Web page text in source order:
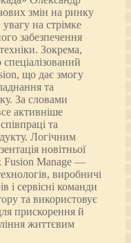
змін на ринку
на стрімке
забезпечення
Зокрема,
що дає змогу
та
За словами
активніше
та
Логічним
новітньої
Fusion Manage —
виробничі
і сервісні команди
та використовує
прискорення й
життєвим